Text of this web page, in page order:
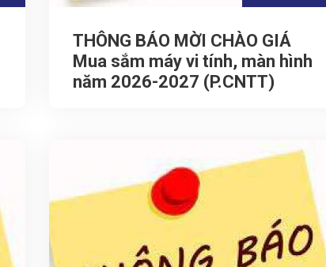
THÔNG BÁO MỜI CHÀO GIÁ
Mua sắm máy vi tính, màn hình
năm 2026-2027 (P.CNTT)